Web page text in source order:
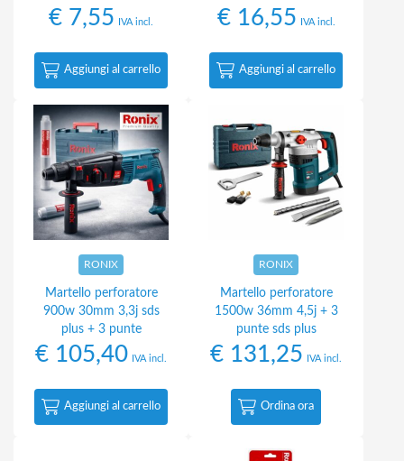
€ 7,55 IVA incl.
Aggiungi al carrello
€16,55 IVA incl.
Aggiungi al carrello
RONIX
Martello perforatore
900w 30mm 3,3j sds
plus + 3 punte
€ 105,40 IVA incl.
Aggiungi al carrello
RONIX
Martello perforatore
1500w 36mm 4,5j + 3
punte sds plus
€ 131,25 IVA incl.
Ordina ora